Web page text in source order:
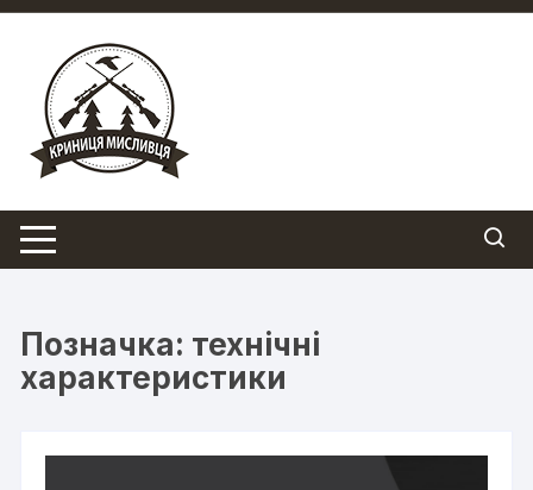
Перейти
вмісту
Позначка: технічні
характеристики